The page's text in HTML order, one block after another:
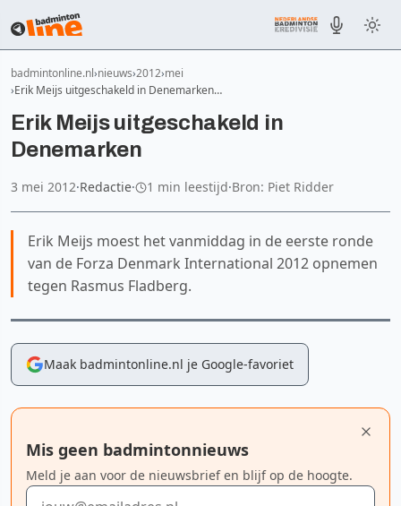
badmintonline.nl nieuws 2012 mei
Erik Meijs uitgeschakeld in Denemarken…
Erik Meijs uitgeschakeld in
Denemarken
3 mei 2012·Redactie· 1 min leestijd·Bron: Piet Ridder
Erik Meijs moest het vanmiddag in de eerste ronde
van de Forza Denmark International 2012 opnemen
tegen Rasmus Fladberg.
Maak badmintonline.nl je Google-favoriet
Mis geen badmintonnieuws
Meld je aan voor de nieuwsbrief en blijf op de hoogte.
E-mailadres